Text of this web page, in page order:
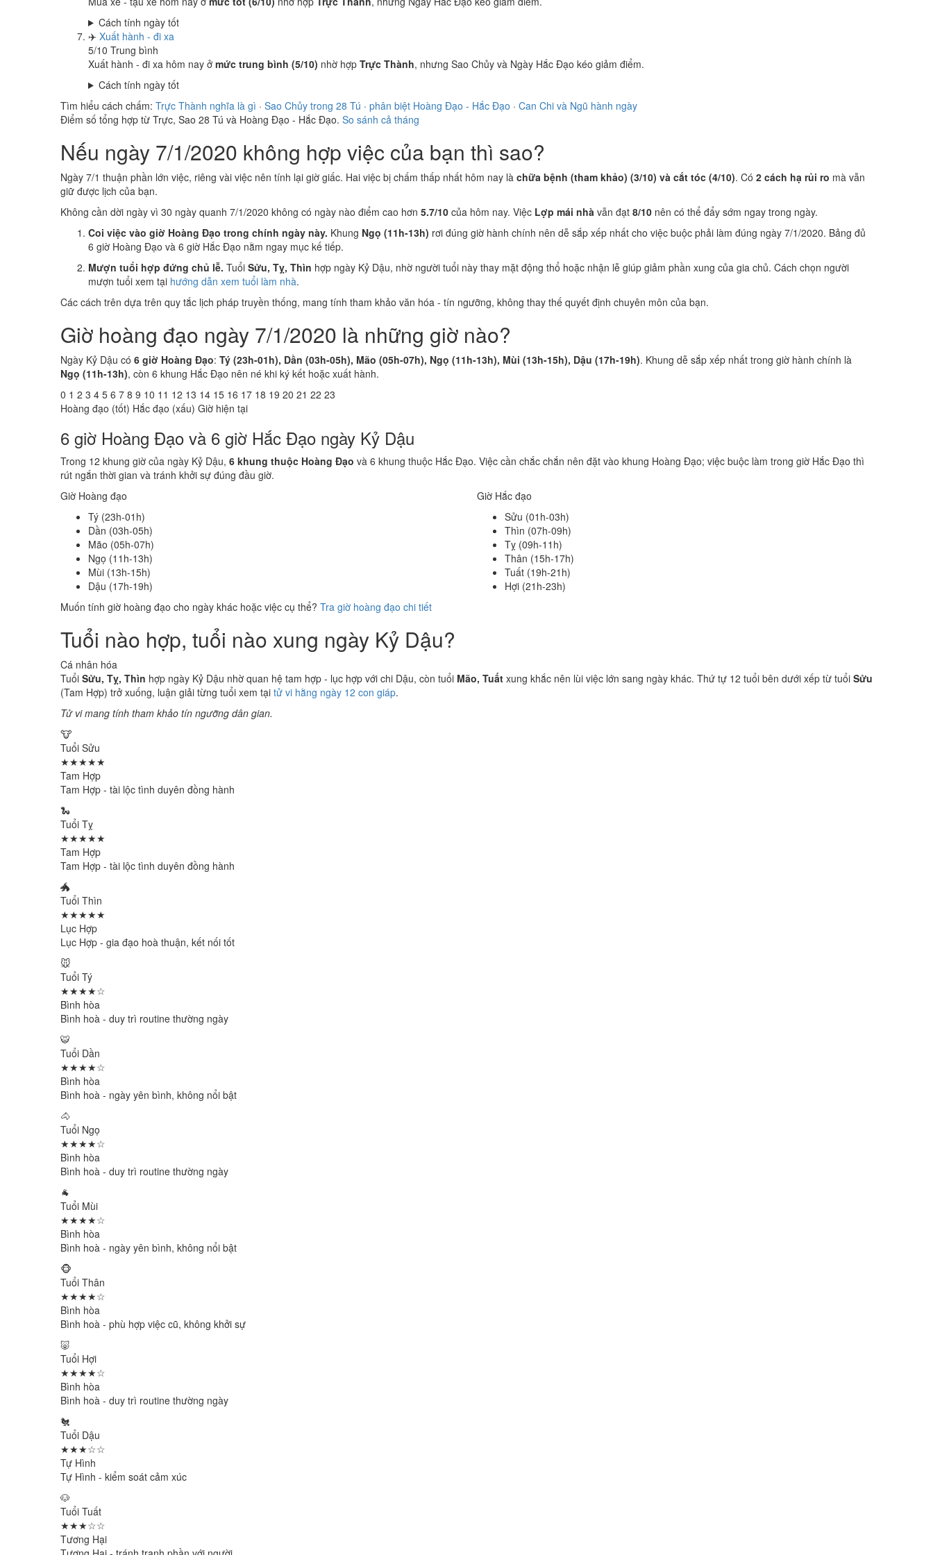
Cách tính ngày tốt
✈️ Xuất hành - đi xa
5/10 Trung bình
Xuất hành - đi xa hôm nay ở mức trung bình (5/10) nhờ hợp Trực Thành, nhưng Sao Chủy và Ngày Hắc Đạo kéo giảm điểm.
Cách tính ngày tốt
Tìm hiểu cách chấm: Trực Thành nghĩa là gì · Sao Chủy trong 28 Tú · phân biệt Hoàng Đạo - Hắc Đạo · Can Chi và Ngũ hành ngày
Điểm số tổng hợp từ Trực, Sao 28 Tú và Hoàng Đạo - Hắc Đạo. So sánh cả tháng
Nếu ngày 7/1/2020 không hợp việc của bạn thì sao?
Ngày 7/1 thuận phần lớn việc, riêng vài việc nên tính lại giờ giấc. Hai việc bị chấm thấp nhất hôm nay là chữa bệnh (tham khảo) (3/10) và cắt tóc (4/10). Có 2 cách hạ rủi ro mà vẫn
giữ được lịch của bạn.
Không cần dời ngày vì 30 ngày quanh 7/1/2020 không có ngày nào điểm cao hơn 5.7/10 của hôm nay. Việc Lợp mái nhà vẫn đạt 8/10 nên có thể đẩy sớm ngay trong ngày.
Coi việc vào giờ Hoàng Đạo trong chính ngày này. Khung Ngọ (11h-13h) rơi đúng giờ hành chính nên dễ sắp xếp nhất cho việc buộc phải làm đúng ngày 7/1/2020. Bảng đủ
6 giờ Hoàng Đạo và 6 giờ Hắc Đạo nằm ngay mục kế tiếp.
Mượn tuổi hợp đứng chủ lễ. Tuổi Sửu, Tỵ, Thìn hợp ngày Kỷ Dậu, nhờ người tuổi này thay mặt động thổ hoặc nhận lễ giúp giảm phần xung của gia chủ. Cách chọn người
mượn tuổi xem tại hướng dẫn xem tuổi làm nhà.
Các cách trên dựa trên quy tắc lịch pháp truyền thống, mang tính tham khảo văn hóa - tín ngưỡng, không thay thế quyết định chuyên môn của bạn.
Giờ hoàng đạo ngày 7/1/2020 là những giờ nào?
Ngày Kỷ Dậu có 6 giờ Hoàng Đạo: Tý (23h-01h), Dần (03h-05h), Mão (05h-07h), Ngọ (11h-13h), Mùi (13h-15h), Dậu (17h-19h). Khung dễ sắp xếp nhất trong giờ hành chính là
Ngọ (11h-13h), còn 6 khung Hắc Đạo nên né khi ký kết hoặc xuất hành.
0 1 2 3 4 5 6 7 8 9 10 11 12 13 14 15 16 17 18 19 20 21 22 23
Hoàng đạo (tốt) Hắc đạo (xấu) Giờ hiện tại
6 giờ Hoàng Đạo và 6 giờ Hắc Đạo ngày Kỷ Dậu
Trong 12 khung giờ của ngày Kỷ Dậu, 6 khung thuộc Hoàng Đạo và 6 khung thuộc Hắc Đạo. Việc cần chắc chắn nên đặt vào khung Hoàng Đạo; việc buộc làm trong giờ Hắc Đạo thì
rút ngắn thời gian và tránh khởi sự đúng đầu giờ.
Giờ Hoàng đạo
Tý (23h-01h)
Dần (03h-05h)
Mão (05h-07h)
Ngọ (11h-13h)
Mùi (13h-15h)
Dậu (17h-19h)
Giờ Hắc đạo
Sửu (01h-03h)
Thìn (07h-09h)
Tỵ (09h-11h)
Thân (15h-17h)
Tuất (19h-21h)
Hợi (21h-23h)
Muốn tính giờ hoàng đạo cho ngày khác hoặc việc cụ thể? Tra giờ hoàng đạo chi tiết
Tuổi nào hợp, tuổi nào xung ngày Kỷ Dậu?
Cá nhân hóa
Tuổi Sửu, Tỵ, Thìn hợp ngày Kỷ Dậu nhờ quan hệ tam hợp - lục hợp với chi Dậu, còn tuổi Mão, Tuất xung khắc nên lùi việc lớn sang ngày khác. Thứ tự 12 tuổi bên dưới xếp từ tuổi Sửu
(Tam Hợp) trở xuống, luận giải từng tuổi xem tại tử vi hằng ngày 12 con giáp.
Tử vi mang tính tham khảo tín ngưỡng dân gian.
🐮
Tuổi Sửu
★★★★★
Tam Hợp
Tam Hợp - tài lộc tình duyên đồng hành
🐍
Tuổi Tỵ
★★★★★
Tam Hợp
Tam Hợp - tài lộc tình duyên đồng hành
🐲
Tuổi Thìn
★★★★★
Lục Hợp
Lục Hợp - gia đạo hoà thuận, kết nối tốt
🐭
Tuổi Tý
★★★★☆
Bình hòa
Bình hoà - duy trì routine thường ngày
🐯
Tuổi Dần
★★★★☆
Bình hòa
Bình hoà - ngày yên bình, không nổi bật
🐴
Tuổi Ngọ
★★★★☆
Bình hòa
Bình hoà - duy trì routine thường ngày
🐐
Tuổi Mùi
★★★★☆
Bình hòa
Bình hoà - ngày yên bình, không nổi bật
🐵
Tuổi Thân
★★★★☆
Bình hòa
Bình hoà - phù hợp việc cũ, không khởi sự
🐷
Tuổi Hợi
★★★★☆
Bình hòa
Bình hoà - duy trì routine thường ngày
🐔
Tuổi Dậu
★★★☆☆
Tự Hình
Tự Hình - kiểm soát cảm xúc
🐶
Tuổi Tuất
★★★☆☆
Tương Hại